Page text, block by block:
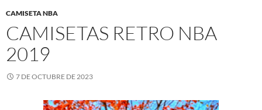
CAMISETA NBA
CAMISETAS RETRO NBA
2019
7 DE OCTUBRE DE 2023